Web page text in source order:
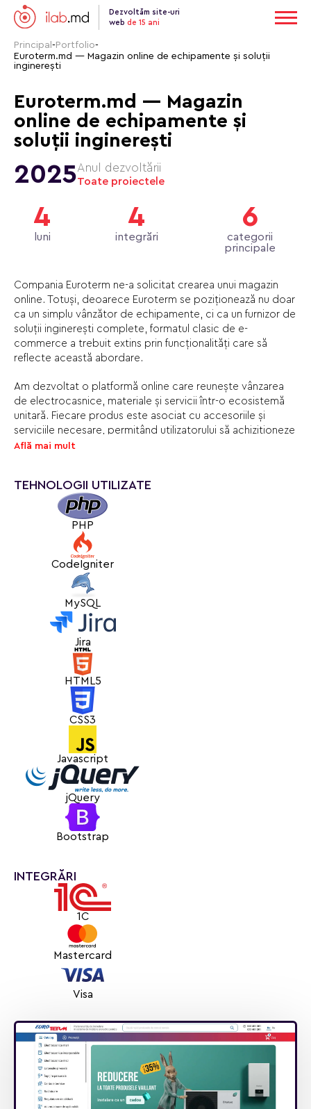
Dezvoltăm site-uri
web de 15 ani
Principal - Portfolio-
Euroterm.md — Magazin online de echipamente și soluții
inginerești
Euroterm.md — Magazin
online de echipamente și
soluții inginerești
2025Anul dezvoltării
Toate proiectele
4
luni
4
integrări
6
categorii
principale
Compania Euroterm ne-a solicitat crearea unui magazin
online. Totuși, deoarece Euroterm se poziționează nu doar
ca un simplu vânzător de echipamente, ci ca un furnizor de
soluții inginerești complete, formatul clasic de e-
commerce a trebuit extins prin funcționalități care să
reflecte această abordare.
Am dezvoltat o platformă online care reunește vânzarea
de electrocasnice, materiale și servicii într-o ecosistemă
unitară. Fiecare produs este asociat cu accesoriile și
serviciile necesare, permițând utilizatorului să achiziționeze
tot ce are nevoie pentru instalare direct de pe aceeași
produse, componente și servicii.
Un avantaj important al proiectului este posibilitatea de a
crea pagini de brand personalizate direct din panoul de
administrare. Această funcționalitate permite realizarea de
pagini unice, cu blocuri personalizabile și afișarea automată
a produselor fiecărui producător, grupate pe categorii.
Proiectul s-a transformat dintr-un magazin online standard
într-o platformă digitală completă pentru Euroterm. Noua
soluție nu doar prezintă gama de produse și servicii, ci
ajută clienții să creeze soluții tehnice complexe — rapid,
ușor și intuitiv.
Află mai mult
TEHNOLOGII UTILIZATE
PHP
CodeIgniter
MySQL
Jira
HTML5
CSS3
Javascript
jQuery
Bootstrap
INTEGRĂRI
1C
Mastercard
Visa